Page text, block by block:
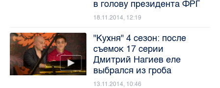
в голову президента ФРГ
18.11.2014, 12:19
"Кухня" 4 сезон: после
съемок 17 серии
Дмитрий Нагиев еле
выбрался из гроба
13.11.2014, 10:46